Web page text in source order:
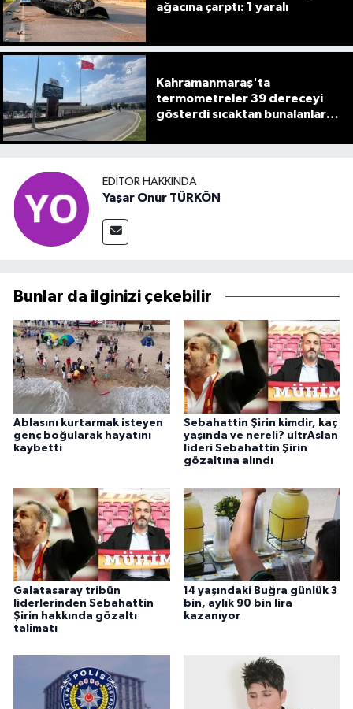
ağacına çarptı: 1 yaralı
Kahramanmaraş'ta
termometreler 39 dereceyi
gösterdi sıcaktan bunalanlar
EDITÖR HAKKINDA
Yaşar Onur TÜRKÖN
Bunlar da ilginizi çekebilir
Ablasını kurtarmak isteyen
genç boğularak hayatını
kaybetti
Sebahattin Şirin kimdir, kaç
yaşında ve nereli? ultrAslan
lideri Sebahattin Şirin
gözaltına alındı
Galatasaray tribün
liderlerinden Sebahattin
Şirin hakkında gözaltı
talimatı
14 yaşındaki Buğra günlük 3
bin, aylık 90 bin lira
kazanıyor